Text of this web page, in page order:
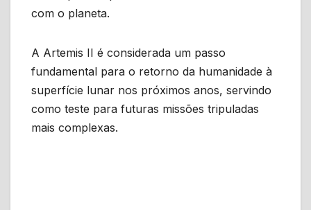
com o planeta.
A Artemis II é considerada um passo
fundamental para o retorno da humanidade à
superfície lunar nos próximos anos, servindo
como teste para futuras missões tripuladas
mais complexas.